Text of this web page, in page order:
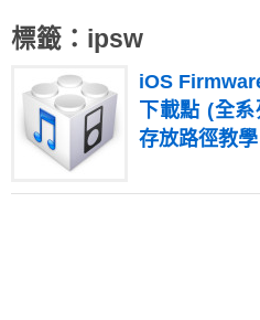
標籤：ipsw
iOS
下載點 (全
存放路徑教學